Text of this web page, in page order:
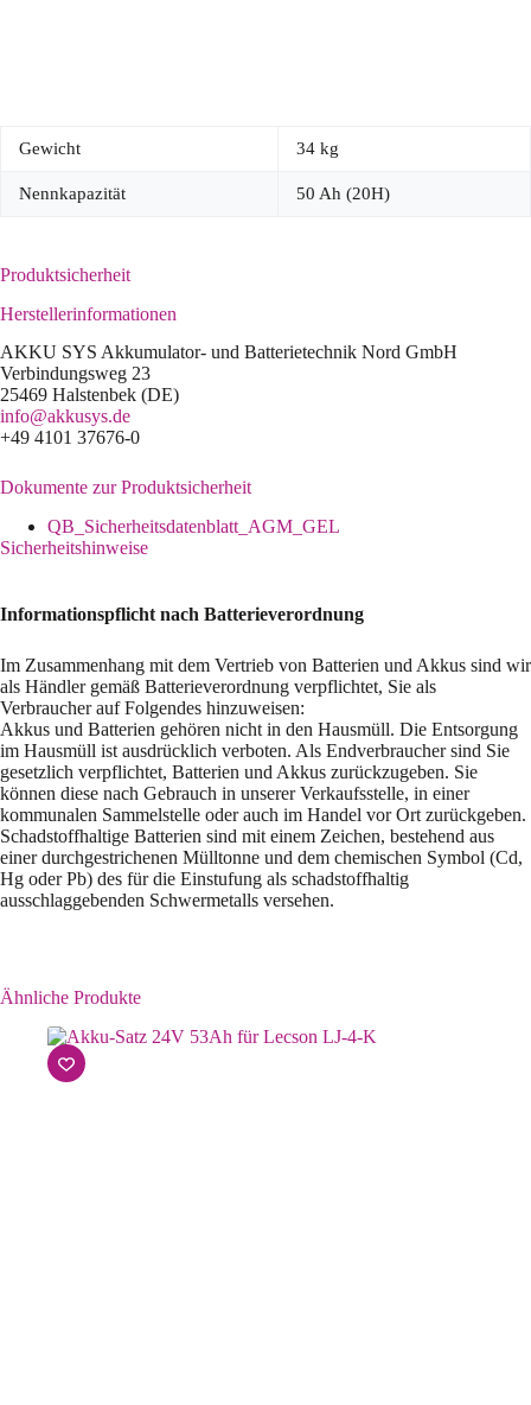
Gewicht 34 kg
Nennkapazität 50 Ah (20H)
Produktsicherheit
Herstellerinformationen
AKKU SYS Akkumulator- und Batterietechnik Nord GmbH
Verbindungsweg 23
25469 Halstenbek (DE)
info@akkusys.de
+49 4101 37676-0
Dokumente zur Produktsicherheit
QB_Sicherheitsdatenblatt_AGM_GEL
Sicherheitshinweise
Informationspflicht nach Batterieverordnung
Im Zusammenhang mit dem Vertrieb von Batterien und Akkus sind wir
als Händler gemäß Batterieverordnung verpflichtet, Sie als
Verbraucher auf Folgendes hinzuweisen:
Akkus und Batterien gehören nicht in den Hausmüll. Die Entsorgung
im Hausmüll ist ausdrücklich verboten. Als Endverbraucher sind Sie
gesetzlich verpflichtet, Batterien und Akkus zurückzugeben. Sie
können diese nach Gebrauch in unserer Verkaufsstelle, in einer
kommunalen Sammelstelle oder auch im Handel vor Ort zurückgeben.
Schadstoffhaltige Batterien sind mit einem Zeichen, bestehend aus
einer durchgestrichenen Mülltonne und dem chemischen Symbol (Cd,
Hg oder Pb) des für die Einstufung als schadstoffhaltig
ausschlaggebenden Schwermetalls versehen.
Ähnliche Produkte